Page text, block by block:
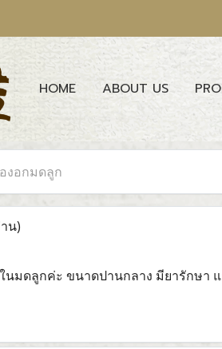
HOME ABOUT US
งอกมดลูก
น)
นมดลูกค่ะ ขนาดปานกลาง มียารักษา